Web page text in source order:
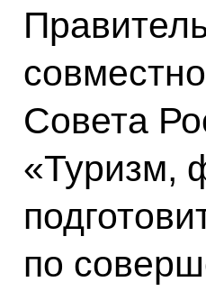
Совета
«Туризм,
по